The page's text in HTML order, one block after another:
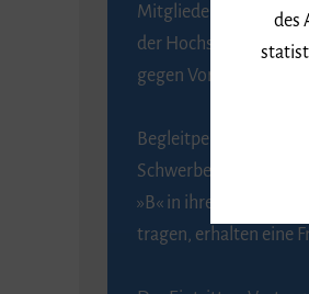
Mitglieder der
der Hochschule für
gegen Vorlage des
Begleitpersonen von
Schwerbehinderung,
»B« in ihrem
tragen, erhalten eine
des